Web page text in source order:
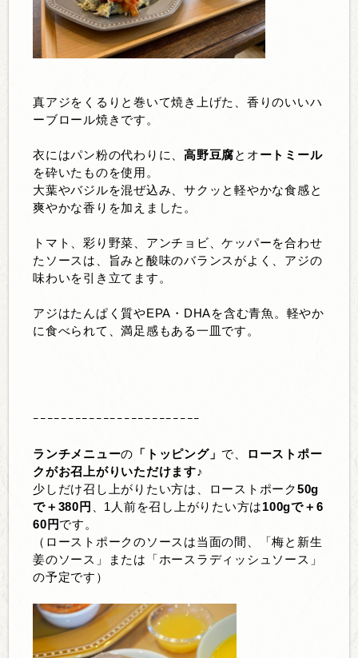
真アジをくるりと巻いて焼き上げた、香りのいいハ
ーブロール焼きです。
衣にはパン粉の代わりに、高野豆腐とオートミール
を砕いたものを使用。
大葉やバジルを混ぜ込み、サクッと軽やかな食感と
爽やかな香りを加えました。
トマト、彩り野菜、アンチョビ、ケッパーを合わせ
たソースは、旨みと酸味のバランスがよく、アジの
味わいを引き立てます。
アジはたんぱく質やEPA・DHAを含む青魚。軽やか
に食べられて、満足感もある一皿です。
ｰｰｰｰｰｰｰｰｰｰｰｰｰｰｰｰｰｰｰｰｰｰｰｰ
ランチメニューの 「トッピング」 で、
ローストポー
クがお召上がりいただけます♪
少しだけ召し上がりたい方は、ローストポーク50g
で＋380円 、1人前を召し上がりたい方は100gで＋6
60円です。
（ローストポークのソースは当面の間、「梅と新生
姜のソース」または「ホースラディッシュソース」
の予定です）